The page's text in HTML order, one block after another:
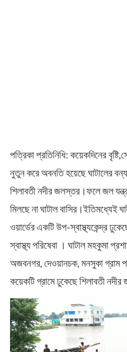
পত্রিকা প্রতিনিধি: কয়েকদিনের
নুতুন করে অবনতি হয়েছে ঘাটালের
শিলাবতী নদীর জলস্তর।ফলে জল
মিলছে না ঘাটাল বাসির।ইতিমধ্যেই
ওয়ার্ডের একটি উপ-স্বাস্থ্যকেন্দ্র
স্বাস্থ্য পরিষেবা । ঘাটাল মহকুমা
অজবনগর, দেওয়ানচক, মনসুকা গ্রাম
কয়েকটি গ্রামে ঢুকেছে শিলাবতী